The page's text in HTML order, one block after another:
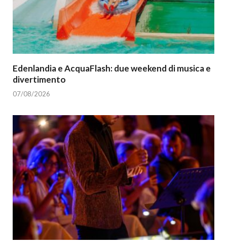
Edenlandia e AcquaFlash: due weekend di musica e
divertimento
07/08/2026